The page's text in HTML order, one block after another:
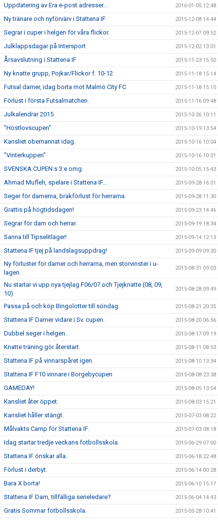
Uppdatering av Era e-post adresser... 2016-01-05 12:48
Ny tränare och nyförvärv i Stattena IF 2015-12-08 14:44
Segrar i cuper i helgen för våra flickor. 2015-12-07 09:52
Julklappsdagar på Intersport 2015-12-02 13:01
Årsavslutning i Stattena IF 2015-11-23 15:50
Ny knatte grupp, Pojkar/Flickor f. 10-12 2015-11-18 15:14
Futsal damer, idag borta mot Malmö City FC 2015-11-18 15:10
Förlust i första Futsalmatchen. 2015-11-16 09:48
Julkalendrar 2015 2015-10-26 10:11
"Höstlovscupen" 2015-10-19 13:54
Kansliet obemannat idag. 2015-10-16 10:04
"Vinterkuppen" 2015-10-16 10:01
SVENSKA CUPEN:s 3:e omg. 2015-10-05 15:43
Ahmad Mufleh, spelare i Stattena IF... 2015-09-28 16:01
Seger för damerna, brakförlust för herrarna. 2015-09-28 11:30
Grattis på högtidsdagen! 2015-09-23 14:46
Segrar för dam och herrar. 2015-09-19 18:34
Sanna till Tipselitläger! 2015-09-14 12:13
Stattena IF tjej på landslagsuppdrag! 2015-09-09 09:30
Ny förluster för damer och herrarna, men storvinster i u-
lagen.
2015-08-31 09:03
Nu startar vi upp nya tjejlag F06/07 och Tjejknatte (08, 09,
10)
2015-08-28 09:49
Passa på och köp Bingolotter till söndag. 2015-08-21 20:35
Stattena IF Damer vidare i Sv. cupen. 2015-08-20 06:56
Dubbel seger i helgen. 2015-08-17 09:19
Knatte träning gör återstart. 2015-08-11 08:53
Stattena IF på vinnarspåret igen. 2015-08-10 13:34
Stattena IF F10 vinnare i Borgebycupen 2015-08-08 23:38
GAMEDAY! 2015-08-05 13:54
Kansliet åter öppet. 2015-08-03 15:21
Kansliet håller stängt. 2015-07-03 08:22
Målvakts Camp för Stattena IF. 2015-07-03 08:18
Idag startar tredje veckans fotbollsskola. 2015-06-29 07:00
Stattena IF önskar alla.. 2015-06-18 22:48
Förlust i derbyt. 2015-06-14 00:28
Bara X borta! 2015-06-10 15:17
Stattena IF Dam, tillfälliga serieledare? 2015-06-04 14:43
Gratis Sommar fotbollsskola. 2015-05-28 10:41